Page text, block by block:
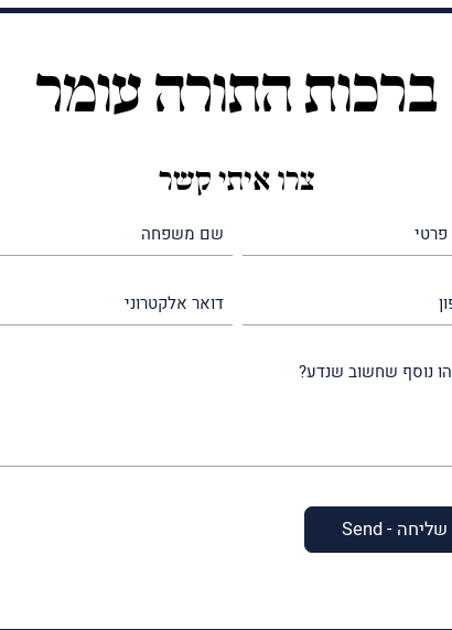
ברכות התורה עומר
צרו איתי קשר